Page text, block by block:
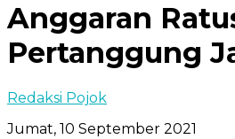
Anggaran
Pertanggung
Redaksi Pojok
Jumat, 10 September 2021